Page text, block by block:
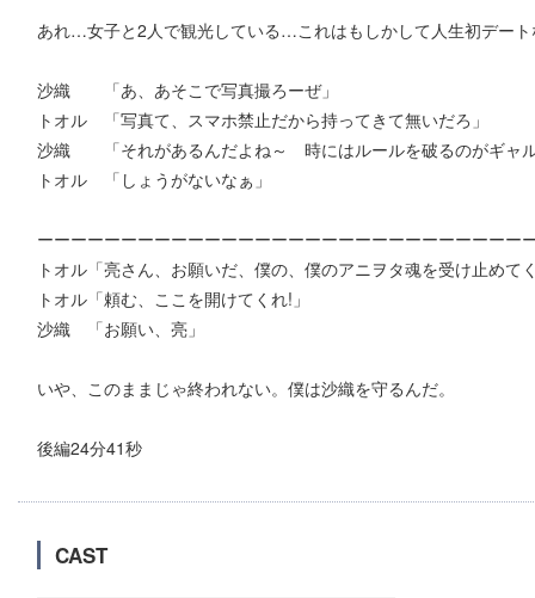
あれ…女子と2人で観光している…これはもしかして人生初デー
沙織 「あ、あそこで写真撮ろーぜ」
トオル 「写真て、スマホ禁止だから持ってきて無いだろ」
沙織 「それがあるんだよね～ 時にはルールを破るのがギャ
トオル 「しょうがないなぁ」
ーーーーーーーーーーーーーーーーーーーーーーーーーーーーー
トオル「亮さん、お願いだ、僕の、僕のアニヲタ魂を受け止め
トオル「頼む、ここを開けてくれ!」
沙織 「お願い、亮」
いや、このままじゃ終われない。僕は沙織を守るんだ。
後編24分41秒
CAST